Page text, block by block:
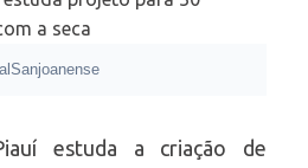
estuda a criação de